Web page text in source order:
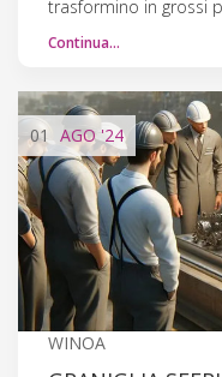
trasformino in grossi
Continua…
01 AGO'24
WINOA